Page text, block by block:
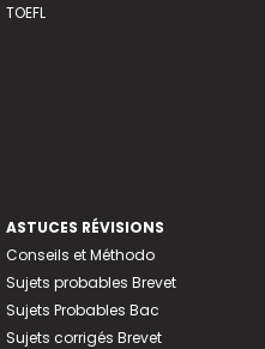
TOEFL
ASTUCES RÉVISIONS
Conseils et Méthodo
Sujets probables Brevet
Sujets Probables Bac
Sujets corrigés Brevet